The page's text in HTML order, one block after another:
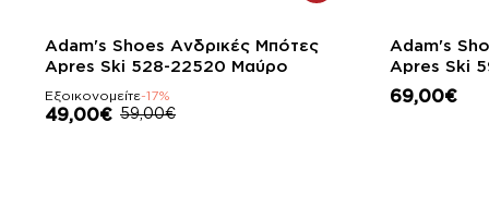
-17%
Adam's Shoes Ανδρικές Μπότες
Apres Ski 528-22520 Μαύρο
Εξοικονομείτε-17%
49,00€ 59,00€
Adam's
69,00€